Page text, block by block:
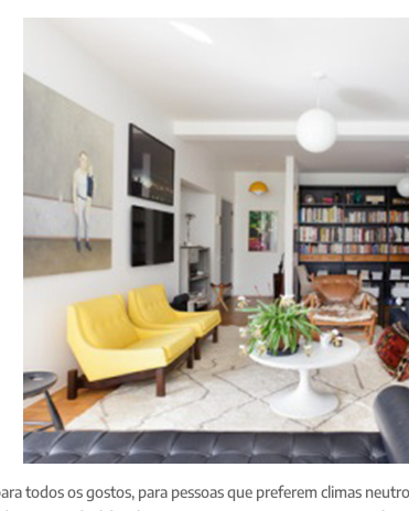
todos os gostos, para pessoas que preferem climas